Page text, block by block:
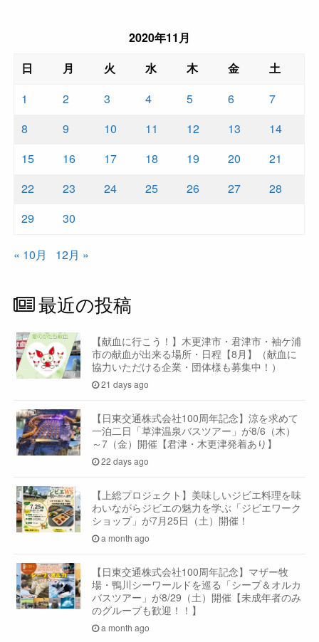
2020年11月
日
月 火 水 木 金
土
1
2 3 4 5 6
7
8
9 10 11 12 13
14
15
16 17 18 19 20
21
22
23 24 25 26 27
28
29
30
« 10月 12月 »
最近の投稿
【献血に行こう！】木更津市・君津市・袖ケ浦
市の献血が出来る場所・日程【8月】（献血に
協力いただける企業・団体様も募集中！）
21 days ago
【日東交通株式会社100周年記念】涼を求めて
一泊二日「草津温泉バスツアー」が8/6（木）
～7（金）開催【君津・木更津発着あり】
22 days ago
【上総プロジェクト】美味しいジビエ料理を味
わいながらジビエの魅力を学ぶ「ジビエワーク
ショップ」が7月25日（土）開催！
a month ago
【日東交通株式会社100周年記念】マザー牧
場・鴨川シーワールドを巡る「シープ＆オルカ
バスツアー」が8/29（土）開催【未成年者のみ
のグループも歓迎！！】
a month ago